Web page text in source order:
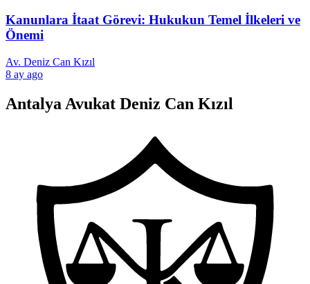
Kanunlara İtaat Görevi: Hukukun Temel İlkeleri ve
Önemi
Av. Deniz Can Kızıl
8 ay ago
Antalya Avukat Deniz Can Kızıl